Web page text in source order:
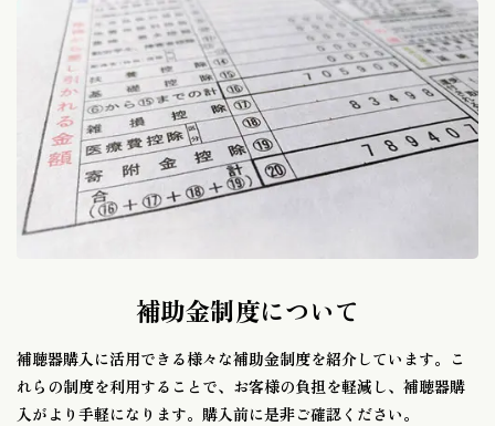
補助金制度について
補聴器購入に活用できる様々な補助金制度を紹介しています。こ
れらの制度を利用することで、お客様の負担を軽減し、補聴器購
入がより手軽になります。購入前に是非ご確認ください。